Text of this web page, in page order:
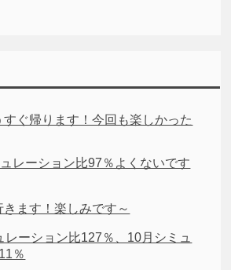
ぐ帰ります！今回も楽しかった
レーション比97％よくないです
ます！楽しみです～
レーション比127％、10月シミュ
％